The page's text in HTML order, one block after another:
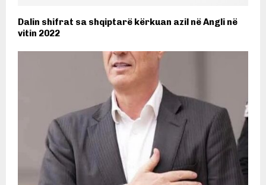
Dalin shifrat sa shqiptarë kërkuan azil në Angli në
vitin 2022